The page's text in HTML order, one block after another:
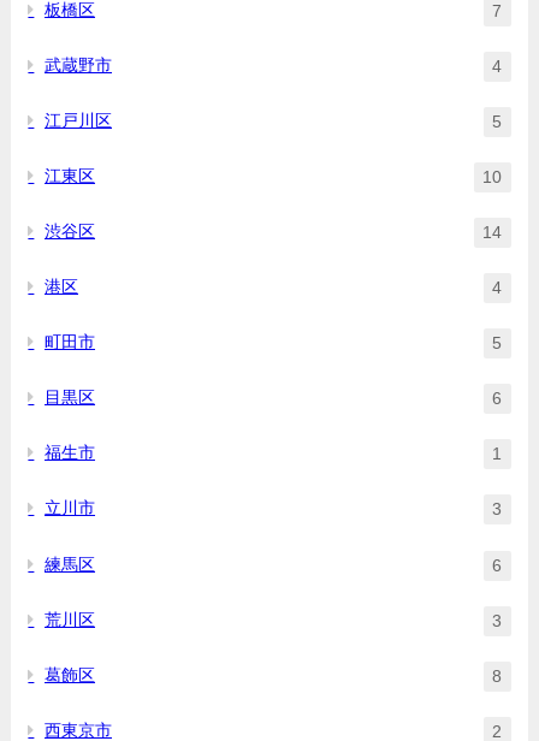
板橋区 7
武蔵野市 4
江戸川区 5
江東区 10
渋谷区 14
港区 4
町田市 5
目黒区 6
福生市 1
立川市 3
練馬区 6
荒川区 3
葛飾区 8
西東京市 2